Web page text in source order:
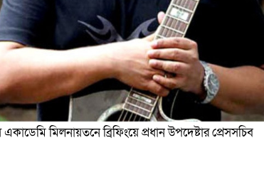
মিলনায়তনে ব্রিফিংয়ে প্রধান উপদেষ্টার প্রেসসচিব